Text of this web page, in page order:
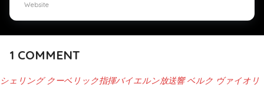
Website
1 COMMENT
シェリング クーベリック指揮バイエルン放送響 ベルク ヴァイオリ